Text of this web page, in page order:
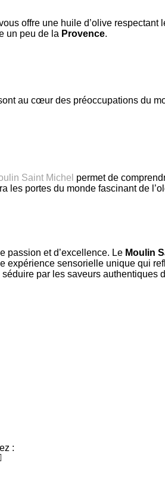
offre une huile d’olive respectant
un peu de la Provence.
au cœur des préoccupations du
Saint Michel permet de
les portes du monde fascinant de
passion et d’excellence. Le Moulin
expérience sensorielle unique qui
par les saveurs authentiques
: